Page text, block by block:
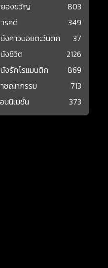
องขวัญ
803
รคดี
349
งคาวบอยตะวันตก
37
งชีวิต
2126
งรักโรแมนติก
869
ชญากรรม
713
นนิเมชั่น
373